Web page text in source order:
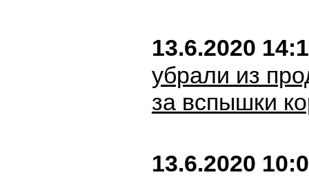
13.6.2020
убрали из
за вспышки
13.6.2020